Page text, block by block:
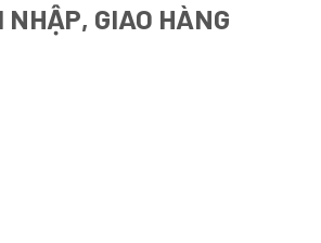
GIAO HÀNG